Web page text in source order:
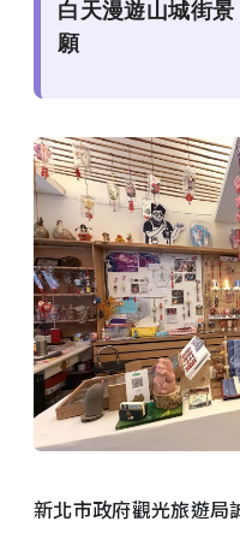
白天漫遊山城街
願
新北市政府觀光旅遊局